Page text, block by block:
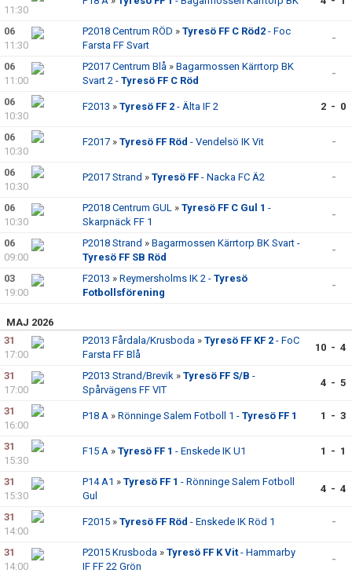
11:30
06
11:30
P2018 Centrum RÖD » Tyresö FF C Röd2 - Foc
Farsta FF Svart
-
06
11:00
P2017 Centrum Blå » Bagarmossen Kärrtorp BK
Svart 2 - Tyresö FF C Röd
-
06
10:30
F2013 » Tyresö FF 2 - Älta IF 2 2 - 0
06
10:30
F2017 » Tyresö FF Röd - Vendelsö IK Vit -
06
10:30
P2017 Strand » Tyresö FF - Nacka FC Ä2 -
06
10:30
P2018 Centrum GUL » Tyresö FF C Gul 1 -
Skarpnäck FF 1
-
06
09:00
P2018 Strand » Bagarmossen Kärrtorp BK Svart -
Tyresö FF SB Röd
-
03
19:00
F2013 » Reymersholms IK 2 - Tyresö
Fotbollsförening
-
MAJ 2026
31
17:00
P2013 Fårdala/Krusboda » Tyresö FF KF 2 - FoC
Farsta FF Blå
10 - 4
31
17:00
P2013 Strand/Brevik » Tyresö FF S/B -
Spårvägens FF VIT
4 - 5
31
16:00
P18 A » Rönninge Salem Fotboll 1 - Tyresö FF 1 1 - 3
31
15:30
F15 A » Tyresö FF 1 - Enskede IK U1 1 - 1
31
15:30
P14 A1 » Tyresö FF 1 - Rönninge Salem Fotboll
Gul
4 - 4
31
14:00
F2015 » Tyresö FF Röd - Enskede IK Röd 1 -
31
14:00
P2015 Krusboda » Tyresö FF K Vit - Hammarby
IF FF 22 Grön
-